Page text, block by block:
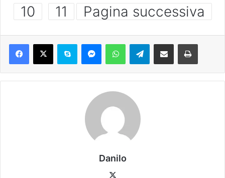
10
11 Pagina successiva
Danilo